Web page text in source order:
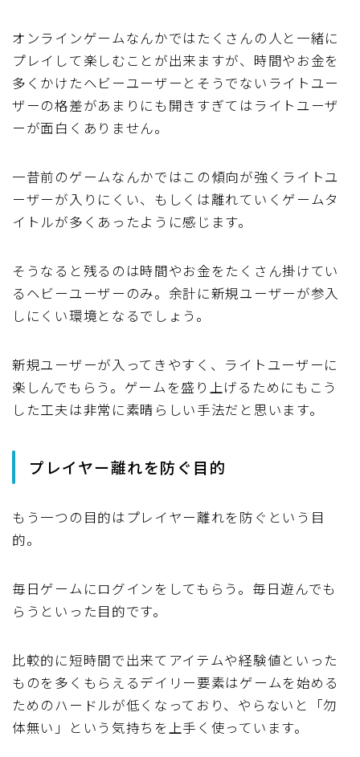
オンラインゲームなんかではたくさんの人と一緒に
プレイして楽しむことが出来ますが、時間やお金を
多くかけたヘビーユーザーとそうでないライトユー
ザーの格差があまりにも開きすぎてはライトユーザ
ーが面白くありません。
一昔前のゲームなんかではこの傾向が強くライトユ
ーザーが入りにくい、もしくは離れていくゲームタ
イトルが多くあったように感じます。
そうなると残るのは時間やお金をたくさん掛けてい
るヘビーユーザーのみ。余計に新規ユーザーが参入
しにくい環境となるでしょう。
新規ユーザーが入ってきやすく、ライトユーザーに
楽しんでもらう。ゲームを盛り上げるためにもこう
した工夫は非常に素晴らしい手法だと思います。
プレイヤー離れを防ぐ目的
もう一つの目的はプレイヤー離れを防ぐという目
的。
毎日ゲームにログインをしてもらう。毎日遊んでも
らうといった目的です。
比較的に短時間で出来てアイテムや経験値といった
ものを多くもらえるデイリー要素はゲームを始める
ためのハードルが低くなっており、やらないと「勿
体無い」という気持ちを上手く使っています。